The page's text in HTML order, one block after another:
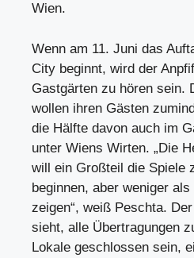
Wien.
Wenn am 11. Juni das
City beginnt, wird der
Gastgärten zu hören sein.
wollen ihren Gästen
die Hälfte davon auch im
unter Wiens Wirten. „Die
will ein Großteil die Spiele
beginnen, aber weniger
zeigen“, weiß Peschta.
sieht, alle Übertragungen
Lokale geschlossen sein,